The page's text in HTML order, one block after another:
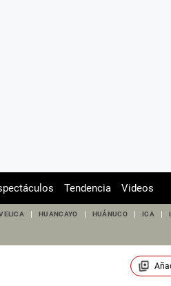
Tendencia Videos
HUANCAYO HUÁNUCO ICA